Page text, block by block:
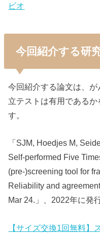
ビオ
今回紹介する研
今回紹介する論文は、
立テストは有用である
す。
「SJM, Hoedjes M,
Self-performed Five
(pre-)screening tool for
Reliability and
Mar 24.」、2022年に発
【サイズ交換1回無料】